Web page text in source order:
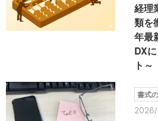
経理
類を
年最
DX
ト～
書式